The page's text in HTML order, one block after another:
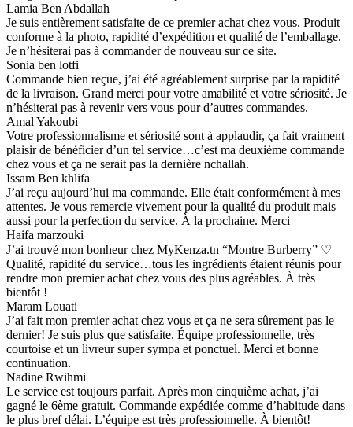
Lamia Ben Abdallah
Je suis entièrement satisfaite de ce premier achat chez vous. Produit
conforme à la photo, rapidité d’expédition et qualité de l’emballage.
Je n’hésiterai pas à commander de nouveau sur ce site.
Sonia ben lotfi
Commande bien reçue, j’ai été agréablement surprise par la rapidité
de la livraison. Grand merci pour votre amabilité et votre sériosité. Je
n’hésiterai pas à revenir vers vous pour d’autres commandes.
Amal Yakoubi
Votre professionnalisme et sériosité sont à applaudir, ça fait vraiment
plaisir de bénéficier d’un tel service…c’est ma deuxième commande
chez vous et ça ne serait pas la dernière nchallah.
Issam Ben khlifa
J’ai reçu aujourd’hui ma commande. Elle était conformément à mes
attentes. Je vous remercie vivement pour la qualité du produit mais
aussi pour la perfection du service. À la prochaine. Merci
Haifa marzouki
J’ai trouvé mon bonheur chez MyKenza.tn “Montre Burberry” ♡
Qualité, rapidité du service…tous les ingrédients étaient réunis pour
rendre mon premier achat chez vous des plus agréables. À très
bientôt !
Maram Louati
J’ai fait mon premier achat chez vous et ça ne sera sûrement pas le
dernier! Je suis plus que satisfaite. Équipe professionnelle, très
courtoise et un livreur super sympa et ponctuel. Merci et bonne
continuation.
Nadine Rwihmi
Le service est toujours parfait. Après mon cinquième achat, j’ai
gagné le 6ème gratuit. Commande expédiée comme d’habitude dans
le plus bref délai. L’équipe est très professionnelle. À bientôt!